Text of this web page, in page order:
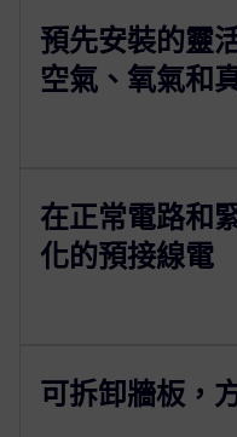
預先安裝的靈
空氣、氧氣和
在正常電路和
化的預接線電
可拆卸牆板，